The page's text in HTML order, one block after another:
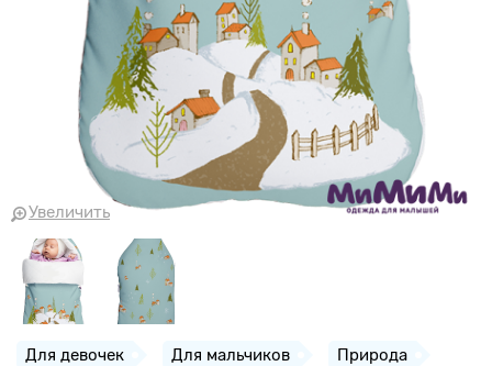
Увеличить
Для девочек Для мальчиков Природа